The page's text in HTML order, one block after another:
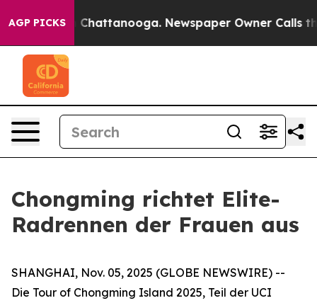
AGP PICKSin Chattanooga. Newspaper Owner Calls the
Chongming richtet Elite-
Radrennen der Frauen aus
SHANGHAI, Nov. 05, 2025 (GLOBE NEWSWIRE) --
Die Tour of Chongming Island 2025, Teil der UCI